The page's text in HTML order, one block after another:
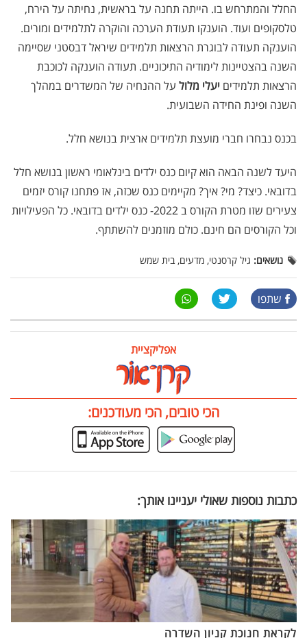
החלל והמתרחש בו. הייתה תחנה על בראשית, נחיתה על הירח,
טלסקופים ועוד. הוענקו תעודת הערכה והוקרה לתלמידים ומורים.
הוענקה תעודה לבוגרת הרצאות תלמידים שיראל דבסטני שסיימה
השנה בהצטיינות לימודיה התיכוניים. תעודה הוענקה לכוכבת
הרצאות תלמידים יעלי מלול על ההנחיה של המשדרים במהלך
השנה ופינת החידה השבועית.
בכנס נבחרו חברי מועצת תלמידים ארצית בנושא חלל.
היעד לשנה הבאה הוא קיום כנס ילדים בינלאומי ראשון בנושא חלל
בדובאי. כיצד? מי? איך? מקיימים כנס שכזה, אז פתחנו קורס יזמים
צעירים שזו מטרת הקורס ב 2022- כנס ילדים בדובאי. כל הפעילויות
וכל הקורסים הם חינם. כולם מוזמנים להשתתף.
נושאים: גיל קרסנטי, מדעים, בית שמש
שתפו
אפליקציית
הכי טובים, הכי מעודכנים:
כתבות נוספות שאולי יעניינו אותך:
לקראת חנוכת קניון השדרה